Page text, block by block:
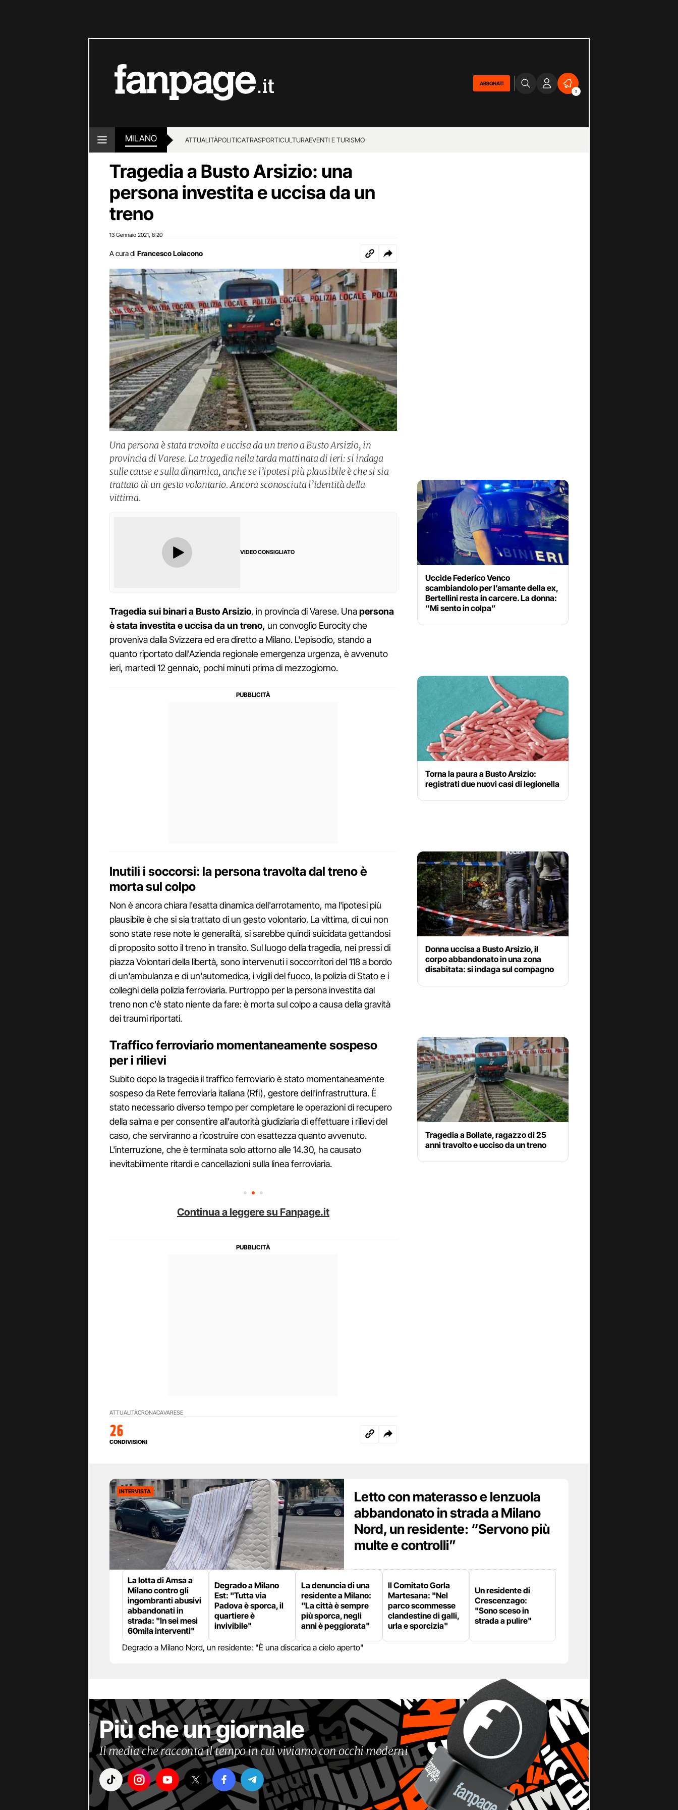
ABBONATI
2
MILANO ATTUALITÀPOLITICATRASPORTICULTURAEVENTI E TURISMO
Tragedia a Busto Arsizio: una
persona investita e uccisa da un
treno
13 Gennaio 2021 8:20
A cura di Francesco Loiacono
Una persona è stata travolta e uccisa da un treno a Busto Arsizio, in
provincia di Varese. La tragedia nella tarda mattinata di ieri: si indaga
sulle cause e sulla dinamica, anche se l’ipotesi più plausibile è che si sia
trattato di un gesto volontario. Ancora sconosciuta l’identità della
vittima.
VIDEO CONSIGLIATO
Tragedia sui binari a Busto Arsizio, in provincia di Varese. Unapersona
è stata investita e uccisa da un treno, un convoglio Eurocity che
proveniva dalla Svizzera ed era diretto a Milano. L'episodio, stando a
quanto riportato dall'Azienda regionale emergenza urgenza, è avvenuto
ieri, martedì 12 gennaio, pochi minuti prima di mezzogiorno.
Inutili i soccorsi: la persona travolta dal treno è
morta sul colpo
Non è ancora chiara l'esatta dinamica dell'arrotamento, ma l'ipotesi più
plausibile è che si sia trattato di un gesto volontario. La vittima, di cui non
sono state rese note le generalità, si sarebbe quindi suicidata gettandosi
di proposito sotto il treno in transito. Sul luogo della tragedia, nei pressi di
piazza Volontari della libertà, sono intervenuti i soccorritori del 118 a bordo
di un'ambulanza e di un'automedica, i vigili del fuoco, la polizia di Stato e i
colleghi della polizia ferroviaria. Purtroppo per la persona investita dal
treno non c'è stato niente da fare: è morta sul colpo a causa della gravità
dei traumi riportati.
Traffico ferroviario momentaneamente sospeso
per i rilievi
Subito dopo la tragedia il traffico ferroviario è stato momentaneamente
sospeso da Rete ferroviaria italiana (Rfi), gestore dell'infrastruttura. È
stato necessario diverso tempo per completare le operazioni di recupero
della salma e per consentire all'autorità giudiziaria di effettuare i rilievi del
caso, che serviranno a ricostruire con esattezza quanto avvenuto.
L'interruzione, che è terminata solo attorno alle 14.30, ha causato
inevitabilmente ritardi e cancellazioni sulla linea ferroviaria.
Continua a leggere su Fanpage.it
ATTUALITÀCRONACAVARESE
26
CONDIVISIONI
Uccide Federico Venco
scambiandolo per l’amante della ex,
Bertellini resta in carcere. La donna:
“Mi sento in colpa”
Torna la paura a Busto Arsizio:
registrati due nuovi casi di legionella
Donna uccisa a Busto Arsizio, il
corpo abbandonato in una zona
disabitata: si indaga sul compagno
Tragedia a Bollate, ragazzo di 25
anni travolto e ucciso da un treno
INTERVISTA
Letto con materasso e lenzuola
abbandonato in strada a Milano
Nord, un residente: “Servono più
multe e controlli”
La lotta di Amsa a
Milano contro gli
ingombranti abusivi
abbandonati in
strada: "In sei mesi
60mila interventi"
Degrado a Milano
Est: "Tutta via
Padova è sporca, il
quartiere è
invivibile"
La denuncia di una
residente a Milano:
"La città è sempre
più sporca, negli
anni è peggiorata"
Il Comitato Gorla
Martesana: "Nel
parco scommesse
clandestine di galli,
urla e sporcizia"
Un residente di
Crescenzago:
"Sono sceso in
strada a pulire"
Degrado a Milano Nord, un residente: "È una discarica a cielo aperto"
Più che un giornale
Il media che racconta il tempo in cui viviamo con occhi moderni